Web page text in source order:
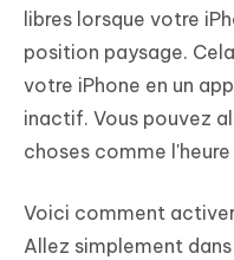
libres lorsque votre
position paysage.
votre iPhone en un
inactif. Vous pouvez
choses comme
Voici comment activer
Allez simplement